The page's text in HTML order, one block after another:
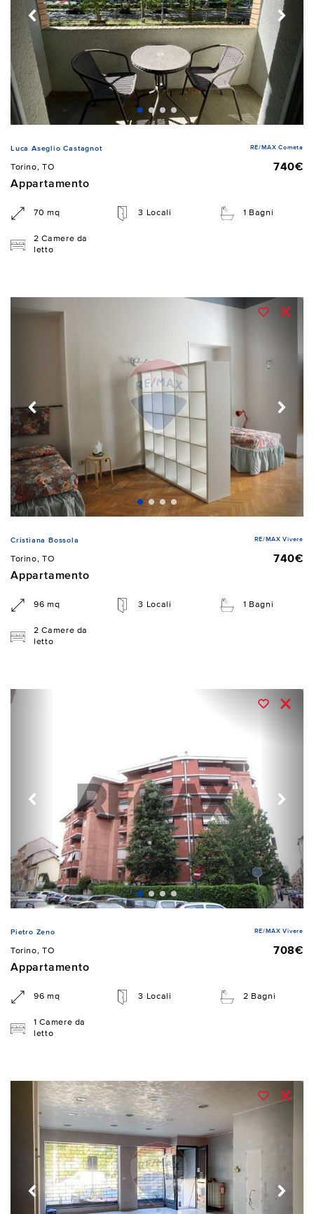
Luca Aseglio Castagnot RE/MAX Cometa
Torino, TO
740€
Appartamento
70 mq 3 Locali 1 Bagni
2 Camere da
letto
Cristiana Bossola RE/MAX Vivere
Torino, TO
740€
Appartamento
96 mq 3 Locali 1 Bagni
2 Camere da
letto
Pietro Zeno RE/MAX Vivere
Torino, TO
708€
Appartamento
96 mq 3 Locali 2 Bagni
1 Camere da
letto